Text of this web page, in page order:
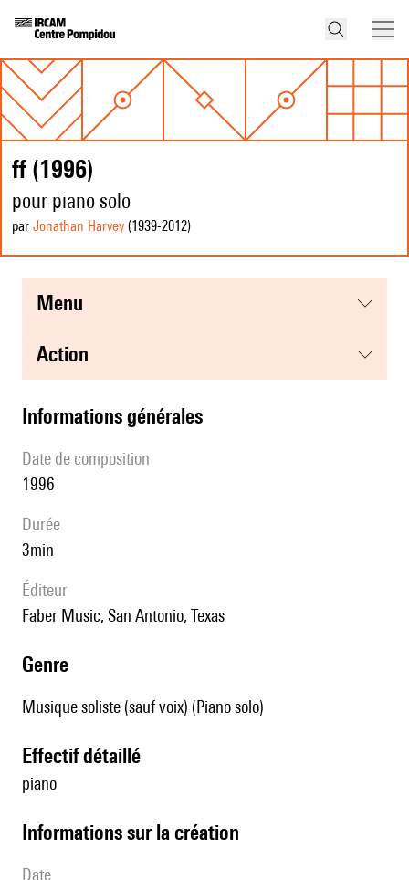
ff (1996)
pour piano solo
par Jonathan Harvey (1939-2012)
menu
action
informations générales
date de composition
1996
durée
3min
éditeur
Faber Music, San Antonio, Texas
genre
Musique soliste (sauf voix) (Piano solo)
effectif détaillé
piano
informations sur la création
date